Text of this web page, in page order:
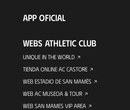
APP OFICIAL
WEBS ATHLETIC CLUB
UNIQUE IN THE WORLD
TIENDA ONLINE AC CASTORE
WEB ESTADIO DE SAN MAMÉS
WEB AC MUSEOA & TOUR
WEB SAN MAMES VIP AREA